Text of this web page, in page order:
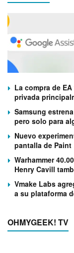
La compra de
privada
Samsung estrena
pero solo para
Nuevo
pantalla de Paint
Warhammer
Henry Cavill
Vmake Labs
a su plataforma
OHMYGEEK! TV